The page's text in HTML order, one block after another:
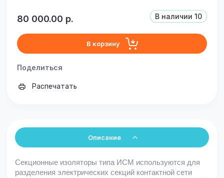
В наличии 10
80 000.00 р.
В корзину
Поделиться
Распечатать
Описание
Секционные изоляторы типа ИСМ используются для
разделения электрических секций контактной сети